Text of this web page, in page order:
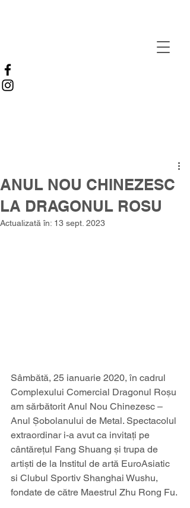
ANUL NOU CHINEZESC
LA DRAGONUL ROSU
Actualizată în: 13 sept. 2023
Sâmbătă, 25 ianuarie 2020, în cadrul
Complexului Comercial Dragonul Roșu
am sărbătorit Anul Nou Chinezesc –
Anul Șobolanului de Metal. Spectacolul
extraordinar i-a avut ca invitați pe
cântărețul Fang Shuang și trupa de
artiști de la Institul de artă EuroAsiatic
si Clubul Sportiv Shanghai Wushu,
fondate de către Maestrul Zhu Rong Fu.